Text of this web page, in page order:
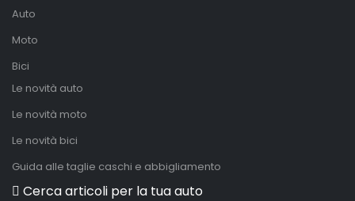
Auto
Moto
Bici
Le novità auto
Le novità moto
Le novità bici
Guida alle taglie caschi e abbigliamento
Cerca articoli per la tua auto